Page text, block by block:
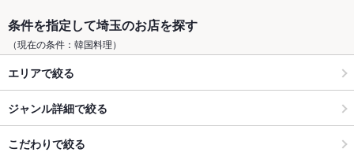
条件を指定して埼玉のお店を探す
（現在の条件：韓国料理）
エリアで絞る
ジャンル詳細で絞る
こだわりで絞る